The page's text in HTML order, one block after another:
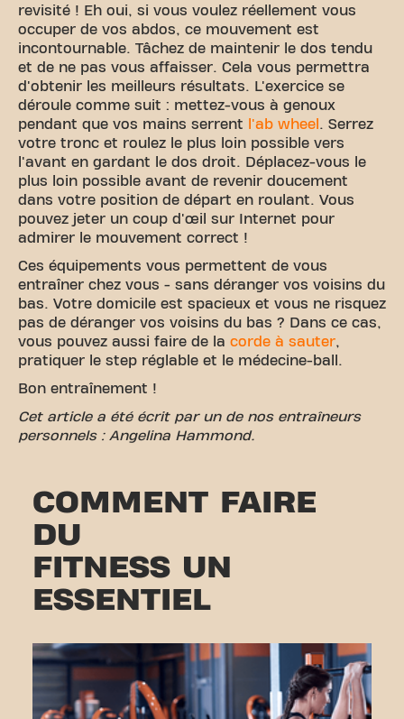
revisité ! Eh oui, si vous voulez réellement vous
occuper de vos abdos, ce mouvement est
incontournable. Tâchez de maintenir le dos tendu
et de ne pas vous affaisser. Cela vous permettra
d'obtenir les meilleurs résultats. L'exercice se
déroule comme suit : mettez-vous à genoux
pendant que vos mains serrent
l'ab wheel . Serrez
votre tronc et roulez le plus loin possible vers
l'avant en gardant le dos droit. Déplacez-vous le
plus loin possible avant de revenir doucement
dans votre position de départ en roulant. Vous
pouvez jeter un coup d'œil sur Internet pour
admirer le mouvement correct !
Ces équipements vous permettent de vous
entraîner chez vous - sans déranger vos voisins du
bas. Votre domicile est spacieux et vous ne risquez
pas de déranger vos voisins du bas ? Dans ce cas,
vous pouvez aussi faire de la corde à sauter,
pratiquer le step réglable et le médecine-ball.
Bon entraînement !
Cet article a été écrit par un de nos entraîneurs
personnels : Angelina Hammond.
COMMENT FAIRE
DU
FITNESS UN
ESSENTIEL